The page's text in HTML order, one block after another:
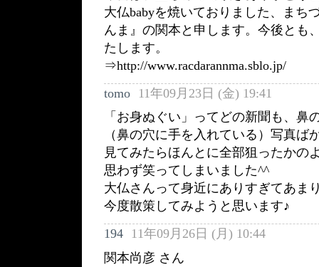
大仏babyを焼いておりました、まち
んま』の関本と申します。今後とも
たします。
⇒http://www.racdarannma.sblo.jp/
tomo
11年09月23日 (金) 19:41
「お身ぬぐい」ってどの新聞も、鼻
（鼻の穴に手を入れている）写真
見てみたらほんとに全部狙ったかの
思わず笑ってしまいました^^
大仏さんって身近にありすぎてあま
今度散策してみようと思います♪
194
11年09月26日 (月) 10:44
関本尚彦 さん